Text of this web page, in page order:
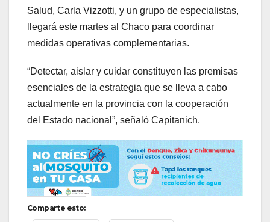
Salud, Carla Vizzotti, y un grupo de especialistas,
llegará este martes al Chaco para coordinar
medidas operativas complementarias.
“Detectar, aislar y cuidar constituyen las premisas
esenciales de la estrategia que se lleva a cabo
actualmente en la provincia con la cooperación
del Estado nacional”, señaló Capitanich.
Comparte esto: